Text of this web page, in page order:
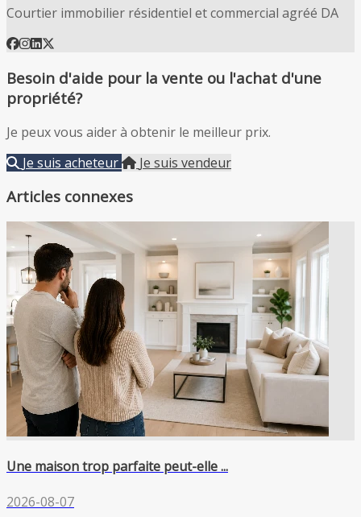
Courtier immobilier résidentiel et commercial agréé DA
Besoin d'aide pour la vente ou l'achat d'une
propriété?
Je peux vous aider à obtenir le meilleur prix.
Je suis acheteur
Je suis vendeur
Articles connexes
Une maison trop parfaite peut-elle ...
2026-08-07